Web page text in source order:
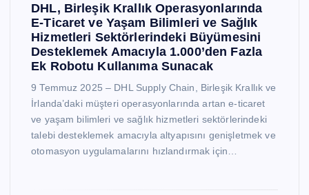
DHL, Birleşik Krallık Operasyonlarında
E-Ticaret ve Yaşam Bilimleri ve Sağlık
Hizmetleri Sektörlerindeki Büyümesini
Desteklemek Amacıyla 1.000’den Fazla
Ek Robotu Kullanıma Sunacak
9 Temmuz 2025 – DHL Supply Chain, Birleşik Krallık ve
İrlanda’daki müşteri operasyonlarında artan e-ticaret
ve yaşam bilimleri ve sağlık hizmetleri sektörlerindeki
talebi desteklemek amacıyla altyapısını genişletmek ve
otomasyon uygulamalarını hızlandırmak için…